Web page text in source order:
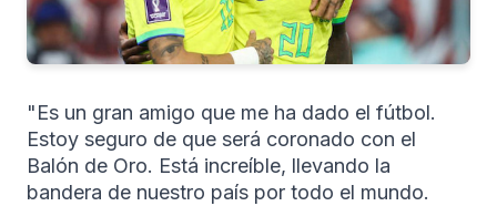
"Es un gran amigo que me ha dado el fútbol.
Estoy seguro de que será coronado con el
Balón de Oro. Está increíble, llevando la
bandera de nuestro país por todo el mundo.